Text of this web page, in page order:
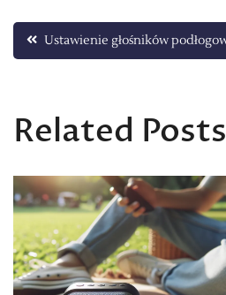
Nawigacja
Ustawienie głośników
Related Posts